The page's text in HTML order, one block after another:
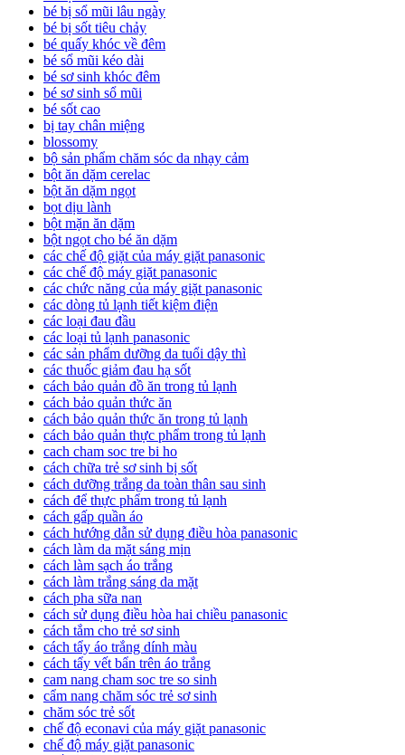
bé bị sổ mũi lâu ngày
bé bị sốt tiêu chảy
bé quấy khóc về đêm
bé sổ mũi kéo dài
bé sơ sinh khóc đêm
bé sơ sinh sổ mũi
bé sốt cao
bị tay chân miệng
blossomy
bộ sản phẩm chăm sóc da nhạy cảm
bột ăn dặm cerelac
bột ăn dặm ngọt
bọt dịu lành
bột mặn ăn dặm
bột ngọt cho bé ăn dặm
các chế độ giặt của máy giặt panasonic
các chế độ máy giặt panasonic
các chức năng của máy giặt panasonic
các dòng tủ lạnh tiết kiệm điện
các loại đau đầu
các loại tủ lạnh panasonic
các sản phẩm dưỡng da tuổi dậy thì
các thuốc giảm đau hạ sốt
cách bảo quản đồ ăn trong tủ lạnh
cách bảo quản thức ăn
cách bảo quản thức ăn trong tủ lạnh
cách bảo quản thực phẩm trong tủ lạnh
cach cham soc tre bi ho
cách chữa trẻ sơ sinh bị sốt
cách dưỡng trắng da toàn thân sau sinh
cách để thực phẩm trong tủ lạnh
cách gấp quần áo
cách hướng dẫn sử dụng điều hòa panasonic
cách làm da mặt sáng mịn
cách làm sạch áo trắng
cách làm trắng sáng da mặt
cách pha sữa nan
cách sử dụng điều hòa hai chiều panasonic
cách tắm cho trẻ sơ sinh
cách tẩy áo trắng dính màu
cách tẩy vết bẩn trên áo trắng
cam nang cham soc tre so sinh
cẩm nang chăm sóc trẻ sơ sinh
chăm sóc trẻ sốt
chế độ econavi của máy giặt panasonic
chế độ máy giặt panasonic